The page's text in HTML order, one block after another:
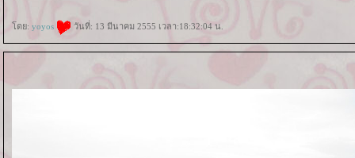
ดย: yoyos วันที่: 13 มีนาคม 2555 เวลา:18:32:04 น.